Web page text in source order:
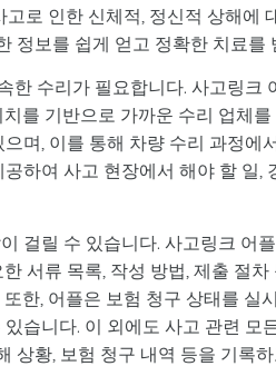
고로 인한 신체적, 정신적 상해에
정보를 쉽게 얻고 정확한 치료를
한 수리가 필요합니다. 사고링크
를 기반으로 가까운 수리 업체
며, 이를 통해 차량 수리 과정에
하여 사고 현장에서 해야 할 일,
걸릴 수 있습니다. 사고링크 어
서류 목록, 작성 방법, 제출 절
한, 어플은 보험 청구 상태를 실
습니다. 이 외에도 사고 관련 모
상황, 보험 청구 내역 등을 기록